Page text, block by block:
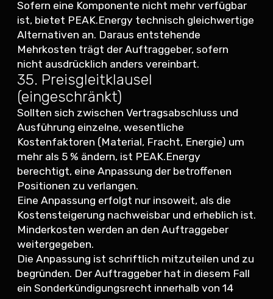
Sofern eine Komponente nicht mehr verfügbar
ist, bietet PEAK.Energy technisch gleichwertige
Alternativen an. Daraus entstehende
Mehrkosten trägt der Auftraggeber, sofern
nicht ausdrücklich anders vereinbart.
35. Preisgleitklausel
(eingeschränkt)
Sollten sich zwischen Vertragsabschluss und
Ausführung einzelne, wesentliche
Kostenfaktoren (Material, Fracht, Energie) um
mehr als 5 % ändern, ist PEAK.Energy
berechtigt, eine Anpassung der betroffenen
Positionen zu verlangen.
Eine Anpassung erfolgt nur insoweit, als die
Kostensteigerung nachweisbar und erheblich ist.
Minderkosten werden an den Auftraggeber
weitergegeben.
Die Anpassung ist schriftlich mitzuteilen und zu
begründen. Der Auftraggeber hat in diesem Fall
ein Sonderkündigungsrecht innerhalb von 14